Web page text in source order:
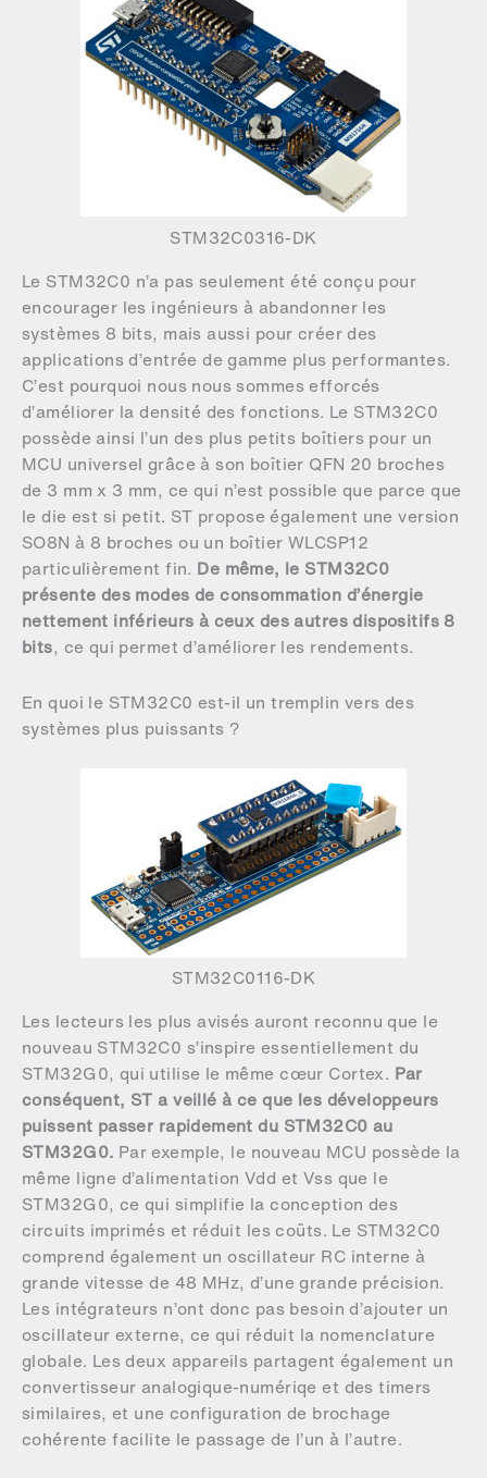
STM32C0316-DK
Le STM32C0 n’a pas seulement été conçu pour
encourager les ingénieurs à abandonner les
systèmes 8 bits, mais aussi pour créer des
applications d’entrée de gamme plus performantes.
C’est pourquoi nous nous sommes efforcés
d’améliorer la densité des fonctions. Le STM32C0
possède ainsi l’un des plus petits boîtiers pour un
MCU universel grâce à son boîtier QFN 20 broches
de 3 mm x 3 mm, ce qui n’est possible que parce que
le die est si petit. ST propose également une version
SO8N à 8 broches ou un boîtier WLCSP12
particulièrement fin. De même, le STM32C0
présente des modes de consommation d’énergie
nettement inférieurs à ceux des autres dispositifs 8
bits, ce qui permet d’améliorer les rendements.
En quoi le STM32C0 est-il un tremplin vers des
systèmes plus puissants ?
STM32C0116-DK
Les lecteurs les plus avisés auront reconnu que le
nouveau STM32C0 s’inspire essentiellement du
STM32G0, qui utilise le même cœur Cortex. Par
conséquent, ST a veillé à ce que les développeurs
puissent passer rapidement du STM32C0 au
STM32G0. Par exemple, le nouveau MCU possède la
même ligne d’alimentation Vdd et Vss que le
STM32G0, ce qui simplifie la conception des
circuits imprimés et réduit les coûts. Le STM32C0
comprend également un oscillateur RC interne à
grande vitesse de 48 MHz, d’une grande précision.
Les intégrateurs n’ont donc pas besoin d’ajouter un
oscillateur externe, ce qui réduit la nomenclature
globale. Les deux appareils partagent également un
convertisseur analogique-numériqe et des timers
similaires, et une configuration de brochage
cohérente facilite le passage de l’un à l’autre.